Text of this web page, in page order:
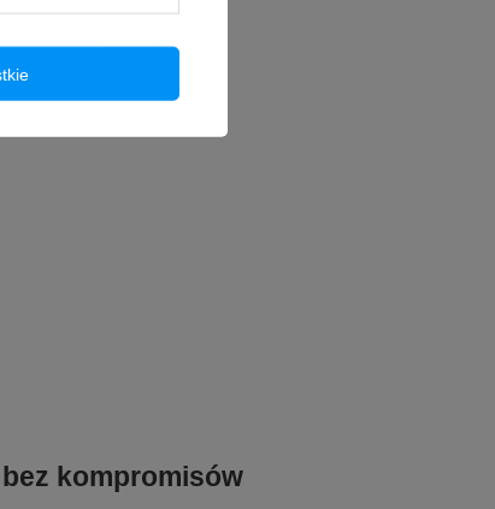
kompromisów